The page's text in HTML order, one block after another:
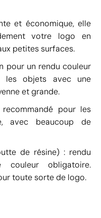
et économique, elle
votre logo en
petites surfaces.
pour un rendu couleur
les objets avec une
et grande.
recommandé pour les
avec beaucoup de
de résine) : rendu
obligatoire.
toute sorte de logo.